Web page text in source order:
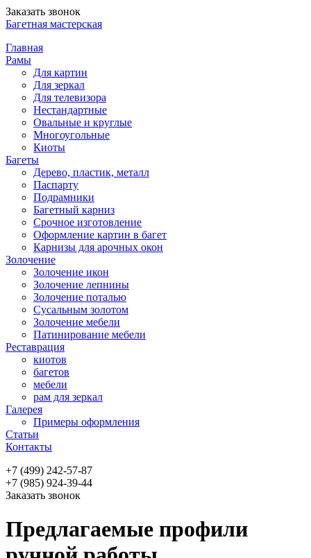
Заказать звонок
Багетная мастерская
Главная
Рамы
Для картин
Для зеркал
Для телевизора
Нестандартные
Овальные и круглые
Многоугольные
Киоты
Багеты
Дерево, пластик, металл
Паспарту
Подрамники
Багетный карниз
Срочное изготовление
Оформление картин в багет
Карнизы для арочных окон
Золочение
Золочение икон
Золочение лепнины
Золочение поталью
Сусальным золотом
Золочение мебели
Патинирование мебели
Реставрация
киотов
багетов
мебели
рам для зеркал
Галерея
Примеры оформления
Статьи
Контакты
+7 (499) 242-57-87
+7 (985) 924-39-44
Заказать звонок
Предлагаемые профили